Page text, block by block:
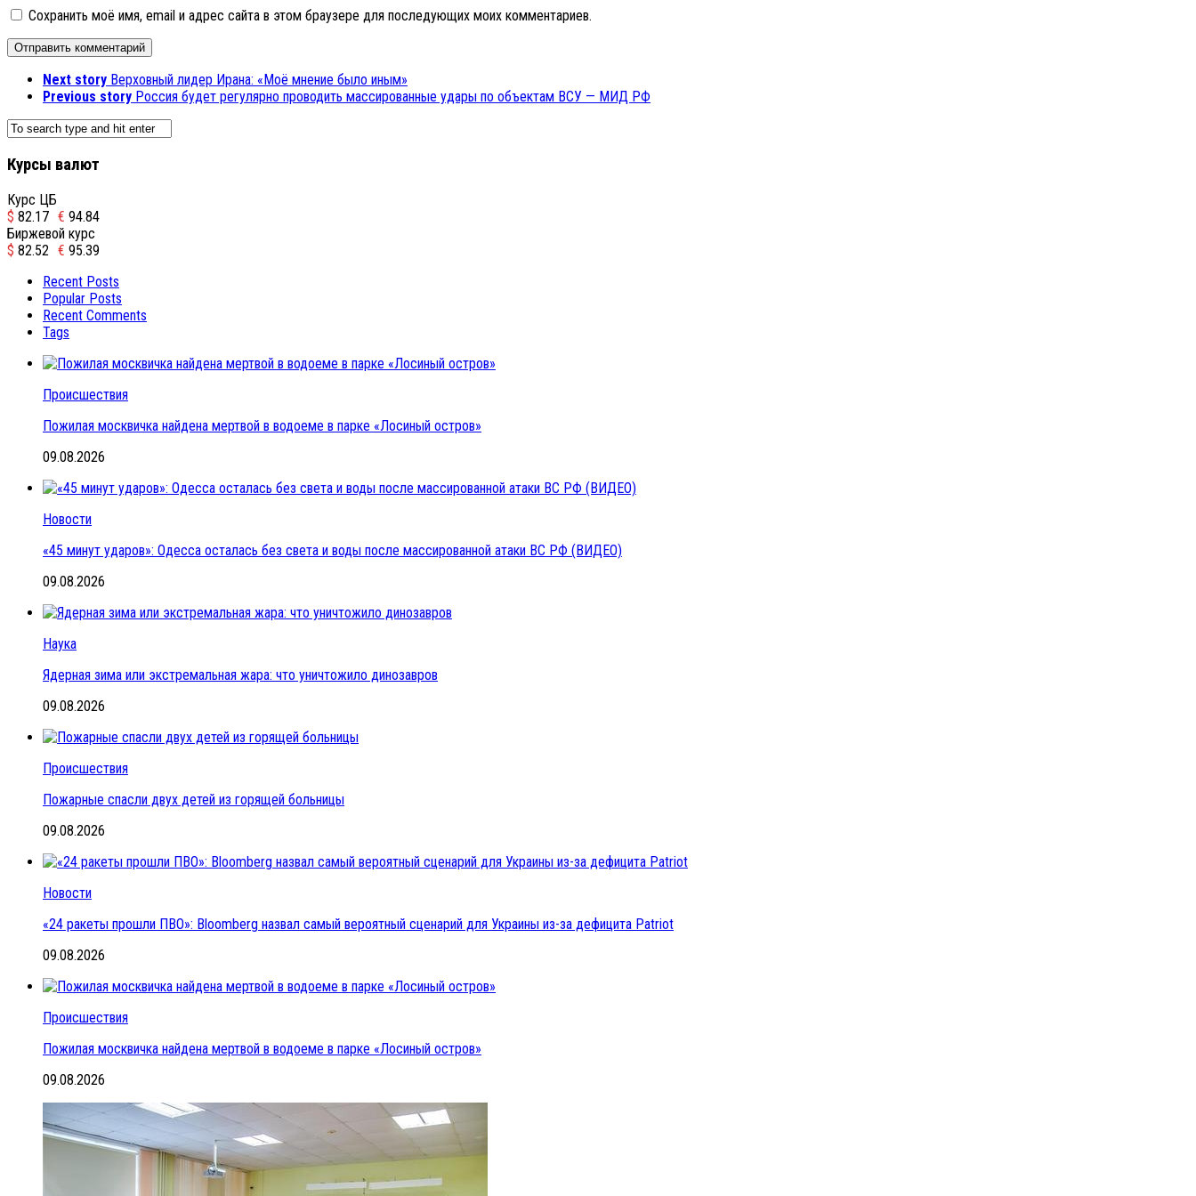
Сохранить моё имя, email и адрес сайта в этом браузере для последующих моих комментариев.
Next story Верховный лидер Ирана: «Моё мнение было иным»
Previous story Россия будет регулярно проводить массированные удары по объектам ВСУ — МИД РФ
Курсы валют
Курс ЦБ
$ 82.17 € 94.84
Биржевой курс
$ 82.52 € 95.39
Recent Posts
Popular Posts
Recent Comments
Tags
Происшествия
Пожилая москвичка найдена мертвой в водоеме в парке «Лосиный остров»
09.08.2026
Новости
«45 минут ударов»: Одесса осталась без света и воды после массированной атаки ВС РФ (ВИДЕО)
09.08.2026
Наука
Ядерная зима или экстремальная жара: что уничтожило динозавров
09.08.2026
Происшествия
Пожарные спасли двух детей из горящей больницы
09.08.2026
Новости
«24 ракеты прошли ПВО»: Bloomberg назвал самый вероятный сценарий для Украины из-за дефицита Patriot
09.08.2026
Происшествия
Пожилая москвичка найдена мертвой в водоеме в парке «Лосиный остров»
09.08.2026